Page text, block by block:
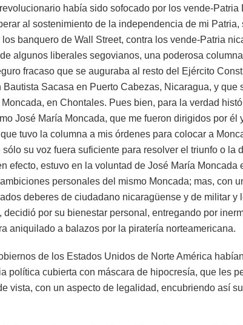
había sido sofocado por los vende-Patria
al sostenimiento de la independencia de mi Patria,
banquero de Wall Street, contra los vende-Patria
algunos liberales segovianos, una poderosa
fracaso que se auguraba al resto del Ejército
Sacasa en Puerto Cabezas, Nicaragua, y que
en Chontales. Pues bien, para la verdad
José María Moncada, que me fueron dirigidos por él
tuvo la columna a mis órdenes para colocar a
su voz fuera suficiente para resolver el triunfo o la
efecto, estuvo en la voluntad de José María Moncada
personales del mismo Moncada; mas, con
deberes de ciudadano nicaragüense y de militar y
por su bienestar personal, entregando por
aniquilado a balazos por la piratería norteamericana.
de los Estados Unidos de Norte América
política cubierta con máscara de hipocresía, que les
vista, con un aspecto de legalidad, encubriendo así